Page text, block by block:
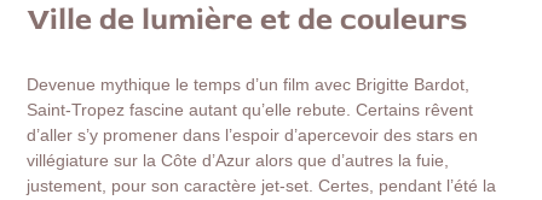
Ville de lumière et de couleurs
Devenue mythique le temps d’un film avec Brigitte Bardot,
Saint-Tropez fascine autant qu’elle rebute. Certains rêvent
d’aller s’y promener dans l’espoir d’apercevoir des stars en
villégiature sur la Côte d’Azur alors que d’autres la fuie,
justement, pour son caractère jet-set. Certes, pendant l’été la